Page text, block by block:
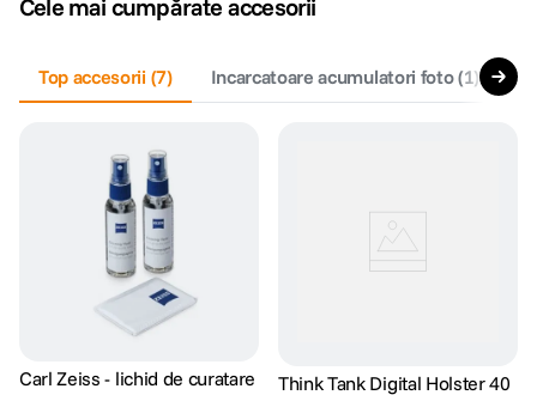
Cele mai cumpărate accesorii
Top accesorii (7) Incarcatoare acumulatori foto(1)
Carl Zeiss - lichid de curatare
Think Tank Digital Holster 40